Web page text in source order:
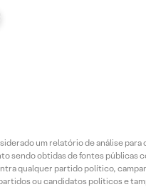
um relatório de análise
sendo obtidas de fontes públicas
qualquer partido político,
ou candidatos políticos e